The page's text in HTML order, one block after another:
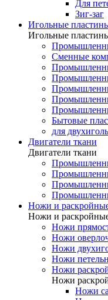
Для
Зиг-заг
Игольные
Игольные
Сменные
Бытовые
для
Двигатели ткани
Двигатели ткани
Ножи и
Ножи и
Ножи
Ножи
Ножи
Ножи
Ножи
Ножи
Ножи